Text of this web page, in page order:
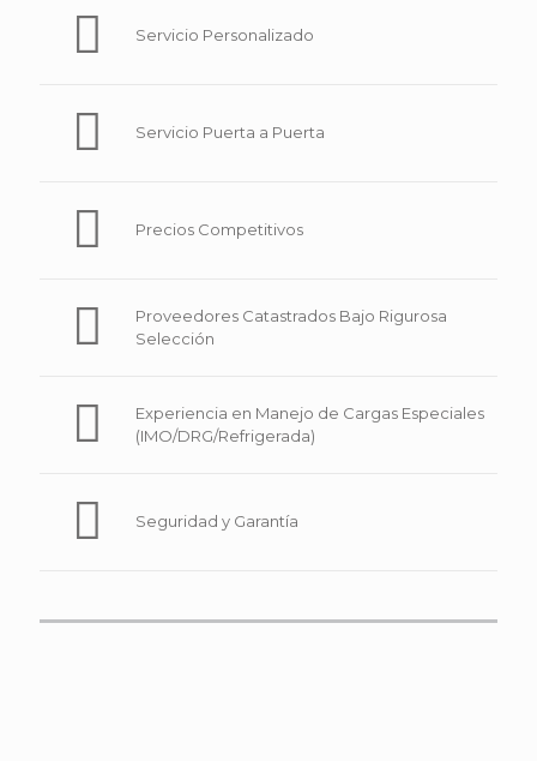
Servicio Personalizado
Servicio Puerta a Puerta
Precios Competitivos
Proveedores Catastrados Bajo Rigurosa
Selección
Experiencia en Manejo de Cargas Especiales
(IMO/DRG/Refrigerada)
Seguridad y Garantía